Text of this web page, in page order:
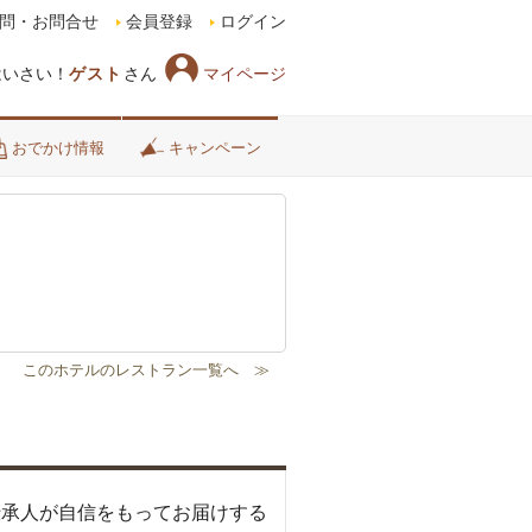
さい！ ゲスト さん マイページ
・お問合せ 会員登録 ログイン
おでかけ情報 キャンペーン
人が自信をもってお届けする